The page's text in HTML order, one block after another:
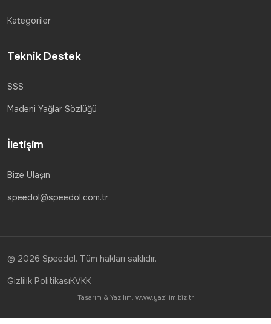
Kategoriler
Teknik Destek
SSS
Madeni Yağlar Sözlüğü
İletişim
Bize Ulaşın
speedol@speedol.com.tr
© 2026 Speedol. Tüm hakları saklıdır.
Gizlilik PolitikasıKVKK
Tasarım & Yazılım: www.yazilim.biz.tr